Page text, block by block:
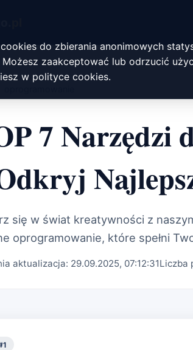
do zbierania anonimowych
Możesz zaakceptować lub odrzucić
w polityce cookies.
7 Narzędzi
się w świat kreatywności z
oprogramowanie, które spełni
aktualizacja: 29.09.2025, 07:12:31Liczba
1